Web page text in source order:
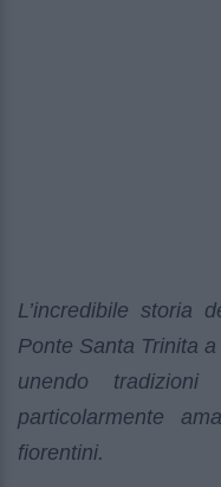
L’incredibile storia
Ponte Santa Trinita
unendo
particolarmente
fiorentini.